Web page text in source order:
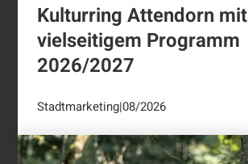
Kulturring Attendorn mit
vielseitigem Programm
2026/2027
Stadtmarketing|08/2026
"Oli radelt"...nach Attendorn